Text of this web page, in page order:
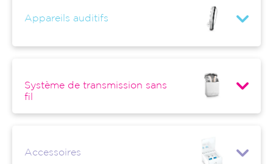
Appareils auditifs
Système de transmission sans
fil
Accessoires